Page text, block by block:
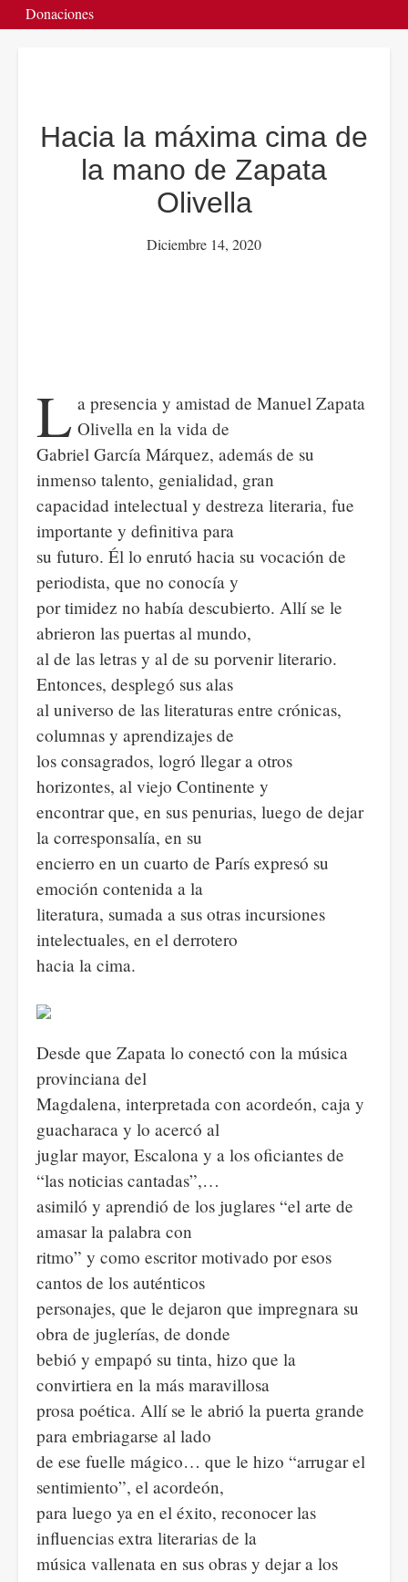
Donaciones
Hacia la máxima cima de
la mano de Zapata
Olivella
Diciembre 14, 2020
L a presencia y amistad de Manuel Zapata
Olivella en la vida de
Gabriel García Márquez, además de su
inmenso talento, genialidad, gran
capacidad intelectual y destreza literaria, fue
importante y definitiva para
su futuro. Él lo enrutó hacia su vocación de
periodista, que no conocía y
por timidez no había descubierto. Allí se le
abrieron las puertas al mundo,
al de las letras y al de su porvenir literario.
Entonces, desplegó sus alas
al universo de las literaturas entre crónicas,
columnas y aprendizajes de
los consagrados, logró llegar a otros
horizontes, al viejo Continente y
encontrar que, en sus penurias, luego de dejar
la corresponsalía, en su
encierro en un cuarto de París expresó su
emoción contenida a la
literatura, sumada a sus otras incursiones
intelectuales, en el derrotero
hacia la cima.
Desde que Zapata lo conectó con la música
provinciana del
Magdalena, interpretada con acordeón, caja y
guacharaca y lo acercó al
juglar mayor, Escalona y a los oficiantes de
“las noticias cantadas”,…
asimiló y aprendió de los juglares “el arte de
amasar la palabra con
ritmo” y como escritor motivado por esos
cantos de los auténticos
personajes, que le dejaron que impregnara su
obra de juglerías, de donde
bebió y empapó su tinta, hizo que la
convirtiera en la más maravillosa
prosa poética. Allí se le abrió la puerta grande
para embriagarse al lado
de ese fuelle mágico… que le hizo “arrugar el
sentimiento”, el acordeón,
para luego ya en el éxito, reconocer las
influencias extra literarias de la
música vallenata en sus obras y dejar a los